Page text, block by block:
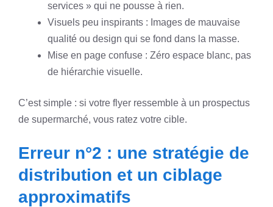
services » qui ne pousse à rien.
Visuels peu inspirants : Images de mauvaise
qualité ou design qui se fond dans la masse.
Mise en page confuse : Zéro espace blanc, pas
de hiérarchie visuelle.
C’est simple : si votre flyer ressemble à un prospectus
de supermarché, vous ratez votre cible.
Erreur n°2 : une stratégie de
distribution et un ciblage
approximatifs